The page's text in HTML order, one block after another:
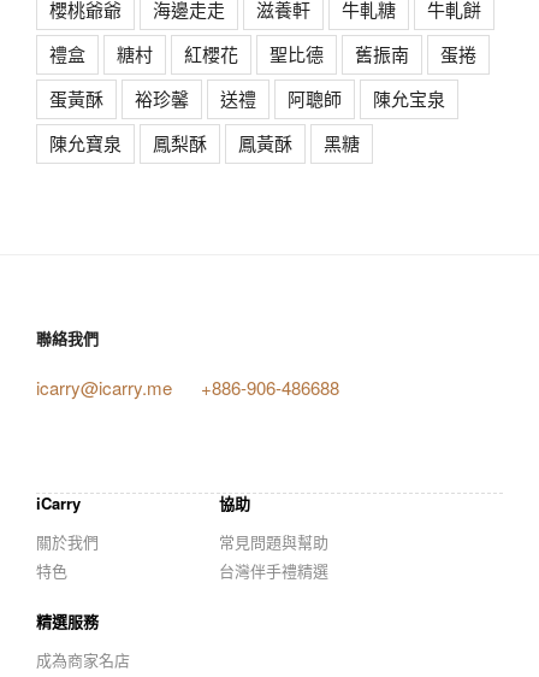
櫻桃爺爺
海邊走走 滋養軒 牛軋糖
牛軋餅
禮盒
糖村 紅櫻花 聖比德 舊振南
蛋捲
蛋黃酥
裕珍馨 送禮 阿聰師
陳允宝泉
陳允寶泉
鳳梨酥 鳳黃酥 黑糖
聯絡我們
icarry@icarry.me +886-906-486688
iCarry
關於我們
特色
協助
常見問題與幫助
台灣伴手禮精選
精選服務
成為商家名店